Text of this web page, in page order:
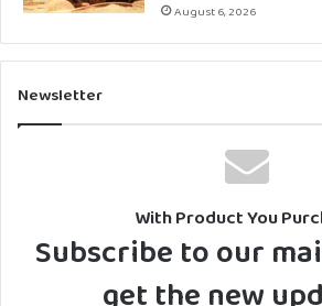
August 6, 2026
Newsletter
With Product You
Subscribe to our
get the new